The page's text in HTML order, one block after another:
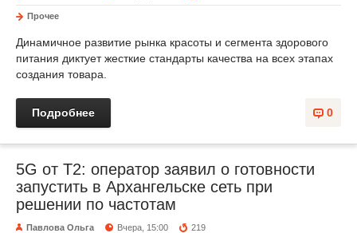
Прочее
Динамичное развитие рынка красоты и сегмента здорового
питания диктует жесткие стандарты качества на всех этапах
создания товара.
0
Подробнее
5G от Т2: оператор заявил о готовности
запустить в Архангельске сеть при
решении по частотам
Павлова Ольга Вчера, 15:00 219